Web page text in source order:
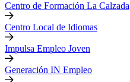
Centro de Formación La Calzada
Centro Local de Idiomas
Impulsa Empleo Joven
Generación IN Empleo